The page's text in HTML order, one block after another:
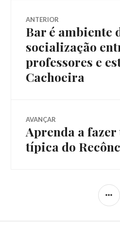
Navegação
de
Post
ANTERIOR
Post
anterior:
Bar é ambiente
socialização
professores e
Cachoeira
AVANÇAR
Próximo
post:
Aprenda a fazer
típica do